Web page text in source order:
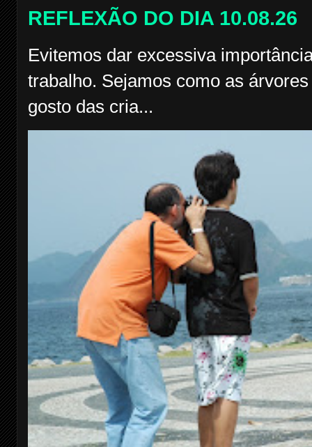
REFLEXÃO DO DIA 10.08.26
Evitemos dar excessiva
trabalho. Sejamos como as
gosto das cria...